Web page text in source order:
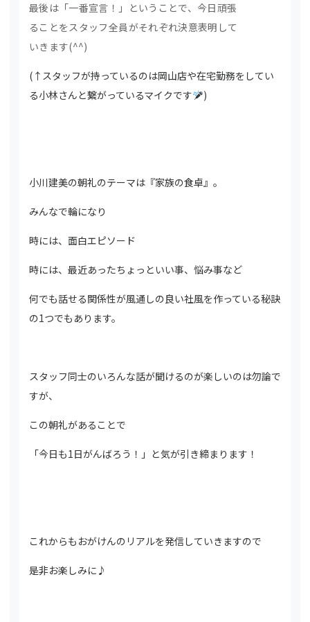
最後は「一番宣言！」ということで、今日頑張
ることをスタッフ全員がそれぞれ決意表明して
いきます(^^)
(↑スタッフが持っているのは岡山店や在宅勤務をしてい
る小林さんと繋がっているマイクです
)
小川建美の朝礼のテーマは『家族の食卓』。
みんなで輪になり
時には、面白エピソード
時には、最近あったちょっといい事、悩み事など
何でも話せる関係性が風通しの良い社風を作っている秘訣
の1つでもあります。
スタッフ同士のいろんな話が聞けるのが楽しいのは勿論で
すが、
この朝礼があることで
「今日も1日がんばろう！」と気が引き締まります！
これからもおがけんのリアルを発信していきますので
是非お楽しみに♪